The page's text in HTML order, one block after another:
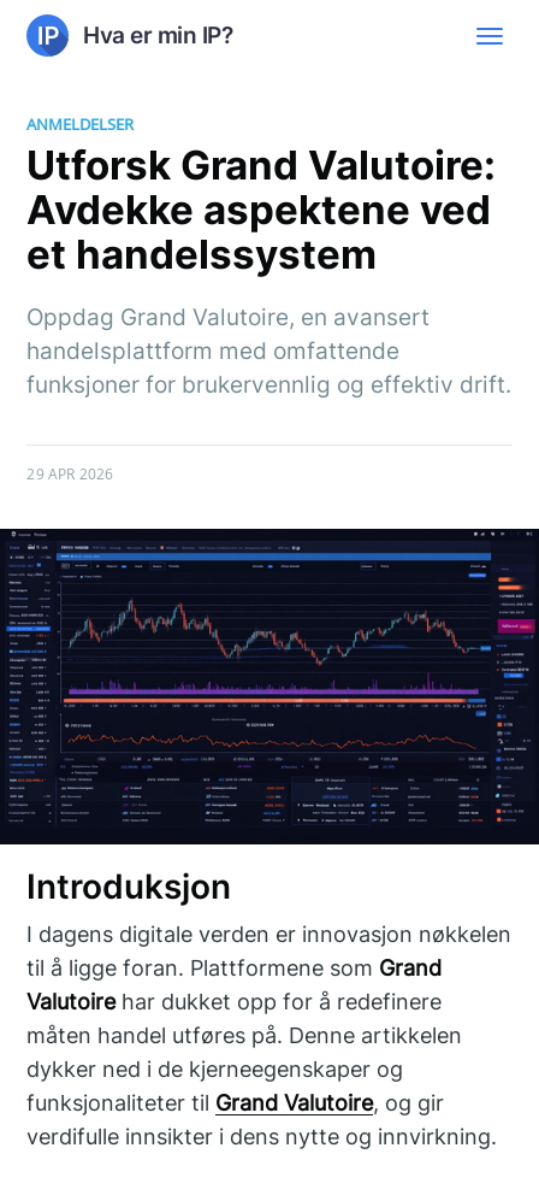
Hva er min IP?
ANMELDELSER
Utforsk Grand Valutoire:
Avdekke aspektene ved
et handelssystem
Oppdag Grand Valutoire, en avansert
handelsplattform med omfattende
funksjoner for brukervennlig og effektiv drift.
29 APR 2026
Introduksjon
I dagens digitale verden er innovasjon nøkkelen
til å ligge foran. Plattformene som Grand
Valutoirehar dukket opp for å redefinere
måten handel utføres på. Denne artikkelen
dykker ned i de kjerneegenskaper og
funksjonaliteter til Grand Valutoire, og gir
verdifulle innsikter i dens nytte og innvirkning.